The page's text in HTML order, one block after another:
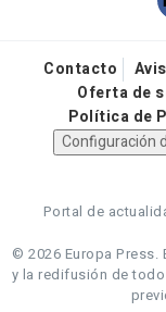
Contacto
Oferta de
Política de
Configuración
Portal de
© 2026 Europa Press.
y la redifusión de